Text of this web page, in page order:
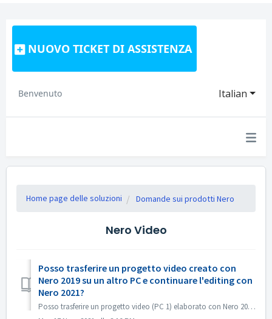
NUOVO TICKET DI ASSISTENZA
Italian
Benvenuto
Home page delle soluzioni Domande sui prodotti Nero
Nero Video
Posso trasferire un progetto video creato con
Nero 2019 su un altro PC e continuare l'editing con
Nero 2021?
Posso trasferire un progetto video (PC 1) elaborato con Nero 2019 su un altro PC (PC 2) e continuare l'editing con Nero 2021? Sì, è possibile copiare il...